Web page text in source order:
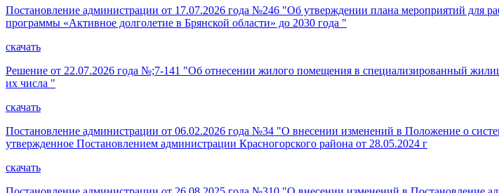
Постановление администрации от 17.07.2026 года №246 "Об утверждении плана мероприятий для
программы «Активное долголетие в Брянской области» до 2030 года "
скачать
Решение от 22.07.2026 года №;7-141 "Об отнесении жилого помещения в специализированный
их числа "
скачать
Постановление администрации от 06.02.2026 года №34 "О внесении изменений в Положение о
утвержденное Постановлением администрации Красногорского района от 28.05.2024 г
скачать